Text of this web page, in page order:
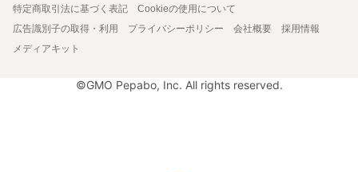
特定商取引法に基づく表記
Cookieの使用について
広告識別子の取得・利用
プライバシーポリシー 会社概要
採用情報
メディアキット
©GMO Pepabo, Inc. All rights reserved.